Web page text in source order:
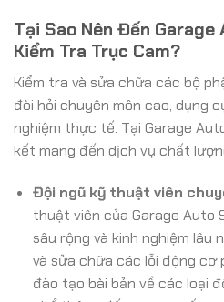
Tại Sao Nên Đến
Kiểm Tra Trục Cam?
Kiểm tra và sửa chữa các bộ
đòi hỏi chuyên môn cao, dụng
nghiệm thực tế. Tại Garage
kết mang đến dịch vụ chất
Đội ngũ kỹ thuật viên
thuật viên của Garage Auto
sâu rộng và kinh nghiệm lâu
và sửa chữa các lỗi động
đào tạo bài bản về các loại